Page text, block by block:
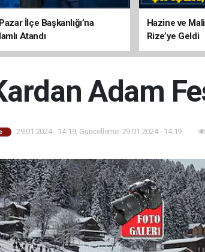
İlçe Başkanlığı’na
Atandı
Hazine ve
Rize’ye Geldi
Adam
29.01.2024 - 14:19, Güncelleme: 29.01.2024 - 14:19